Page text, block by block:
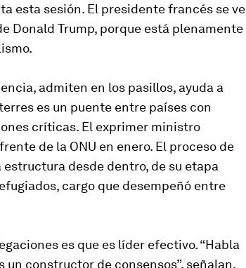
esta sesión. El presidente francés se ve
Donald Trump, porque está plenamente
admiten en los pasillos, ayuda a
es un puente entre países con
críticas. El exprimer ministro
de la ONU en enero. El proceso de
desde dentro, de su etapa
cargo que desempeñó entre
es que es líder efectivo. “Habla
un constructor de consensos”, señalan,